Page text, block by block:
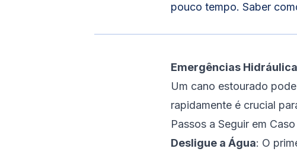
pouco tempo. Saber
Emergências
Um cano estourado
rapidamente é crucial
Passos a Seguir em
Desligue a Água: O